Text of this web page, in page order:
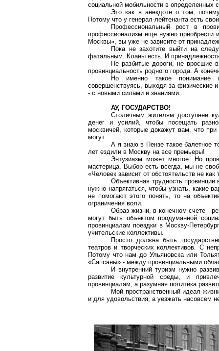
социальной мобильности в определенных
Это как в анекдоте о том,
Потому что у генерал-лейтенанта есть
Профессиональный рост в
профессионализм еще нужно приобрести
Москвы», вы уже не зависите от
Пока не захотите выйти на
фатальным. Кланы есть. И
Не разбитые дороги, не вросшие
провинциальность родного города. А
Но именно такое понимание
совершенствуясь, выходя за физические
- с новыми силами и знаниями.
АУ, ГОСУДАРСТВО!
Столичным жителям доступнее
денег и усилий, чтобы посещать
москвичей, которые докажут вам, что
могут.
А я знаю в Пензе такое балетное
лет ездили в Москву на все премьеры!
Энтузиазм может многое. Но
мастерица. Выбор есть всегда, мы не
«Человек зависит от обстоятельств не
Объективная трудность провинции
нужно напрягаться, чтобы узнать, какие
не помогают этого понять, то на
ограничения воли.
Образ жизни, в конечном счете -
могут быть объектом продуманной
провинциалам поездки в Москву-
учительские коллективы.
Просто должна быть
театров и творческих коллективов. С
Потому что нам до Ульяновска или
«Сапсаны» - между провинциальными
И внутренний туризм нужно
развитие культурной среды, и
провинциалам, а разумная политика
Мой пространственный идеал
и для удовольствия, а уезжать насовсем